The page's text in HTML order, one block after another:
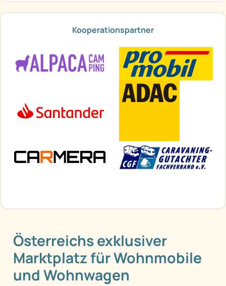
Kooperationspartner
Österreichs exklusiver
Marktplatz für Wohnmobile
und Wohnwagen